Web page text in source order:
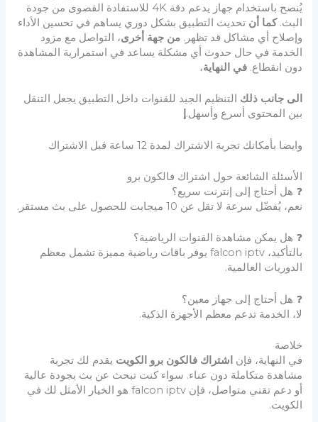
يُنصح باستخدام جهاز يدعم دقة 4K للاستفادة القصوى من جودة
البث.كما أن تحديث التطبيق بشكل دوري يساهم في تحسين الأداء
وإصلاح أي مشاكل قد تظهر.من جهة أخرى، التواصل مع مزود
الخدمة في حال حدوث أي مشكلة يساعد في استمرارية المشاهدة
دون انقطاع.في النهاية،
الى جانب ذلك التنظيم الجيد للقنوات داخل التطبيق يجعل التنقل
بين المحتوى أسرع وأسهل.إ
وايضا بأمكانك تجربة الاشتراك لمدة 12 ساعة قبل الاشتراك
الأسئلة الشائعة حول اشتراك فالكون برو
❓ هل أحتاج إلى إنترنت سريع؟
نعم، يُفضّل سرعة لا تقل عن 10 ميجابت للحصول على بث مستقر.
❓ هل يمكن مشاهدة القنوات الرياضية؟
بالتأكيد، falcon iptv يوفر باقات رياضية مميزة تشمل معظم
الدوريات العالمية.
❓ هل أحتاج إلى جهاز معين؟
لا، الخدمة تدعم معظم الأجهزة الذكية.
خلاصة
في النهاية، فإن اشتراك فالكون برو الكويت يقدم لك تجربة
مشاهدة متكاملة دون عناء. سواء كنت تبحث عن بث بجودة عالية
أو دعم تقني متواصل، فإن falcon iptv هو الخيار الأمثل لك في
الكويت.